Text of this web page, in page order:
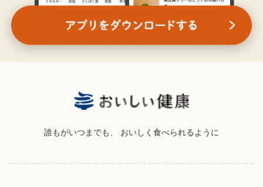
誰もがいつまでも、 おいしく食べられるように